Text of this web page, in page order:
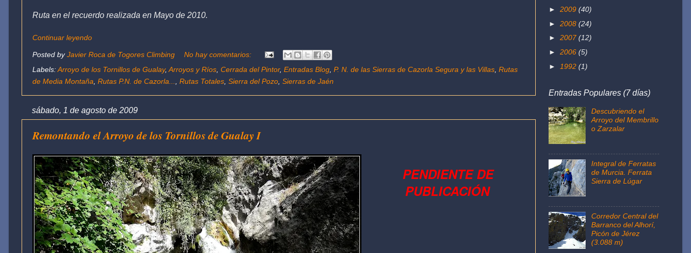
Ruta en el recuerdo realizada en Mayo de 2010.
Continuar leyendo
Posted byJavier Roca de Togores Climbing
No hay comentarios:
Labels:Arroyo de los Tornillos de Gualay, Arroyos y Ríos Cerrada del Pintor, Entradas Blog P. N. de las Sierras de Cazorla Segura y las Villas Rutas
de Media Montaña Rutas P.N. de Cazorla... Rutas Totales Sierra del Pozo Sierras de Jaén
sábado, 1 de agosto de 2009
Remontando el Arroyo de los Tornillos de Gualay I
PENDIENTE DE
PUBLICACIÓN
► 2009 (40)
► 2008 (24)
► 2007(12)
► 2006 (5)
►
1992 (1)
Entradas Populares (7 días)
Descubriendo el
Arroyo del Membrillo
o Zarzalar
Integral de Ferratas
de Murcia. Ferrata
Sierra de Lúgar
Corredor Central del
Barranco del Alhorí,
Picón de Jérez
(3.088 m)